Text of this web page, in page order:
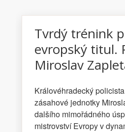
Tvrdý trénink
evropský titul.
Miroslav
extratřídu
Královéhradecký
zásahové jednotky
dalšího mimořádného
mistrovství Evropy v